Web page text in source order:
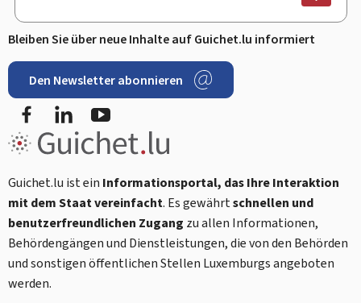
Bleiben Sie über neue Inhalte auf Guichet.lu informiert
Den Newsletter abonnieren
FacebookLinkedIn
Guichet.lu ist ein Informationsportal, das Ihre Interaktion
mit dem Staat vereinfacht. Es gewährtschnellen und
benutzerfreundlichen Zugang zu allen Informationen,
Behördengängen und Dienstleistungen, die von den Behörden
und sonstigen öffentlichen Stellen Luxemburgs angeboten
werden.